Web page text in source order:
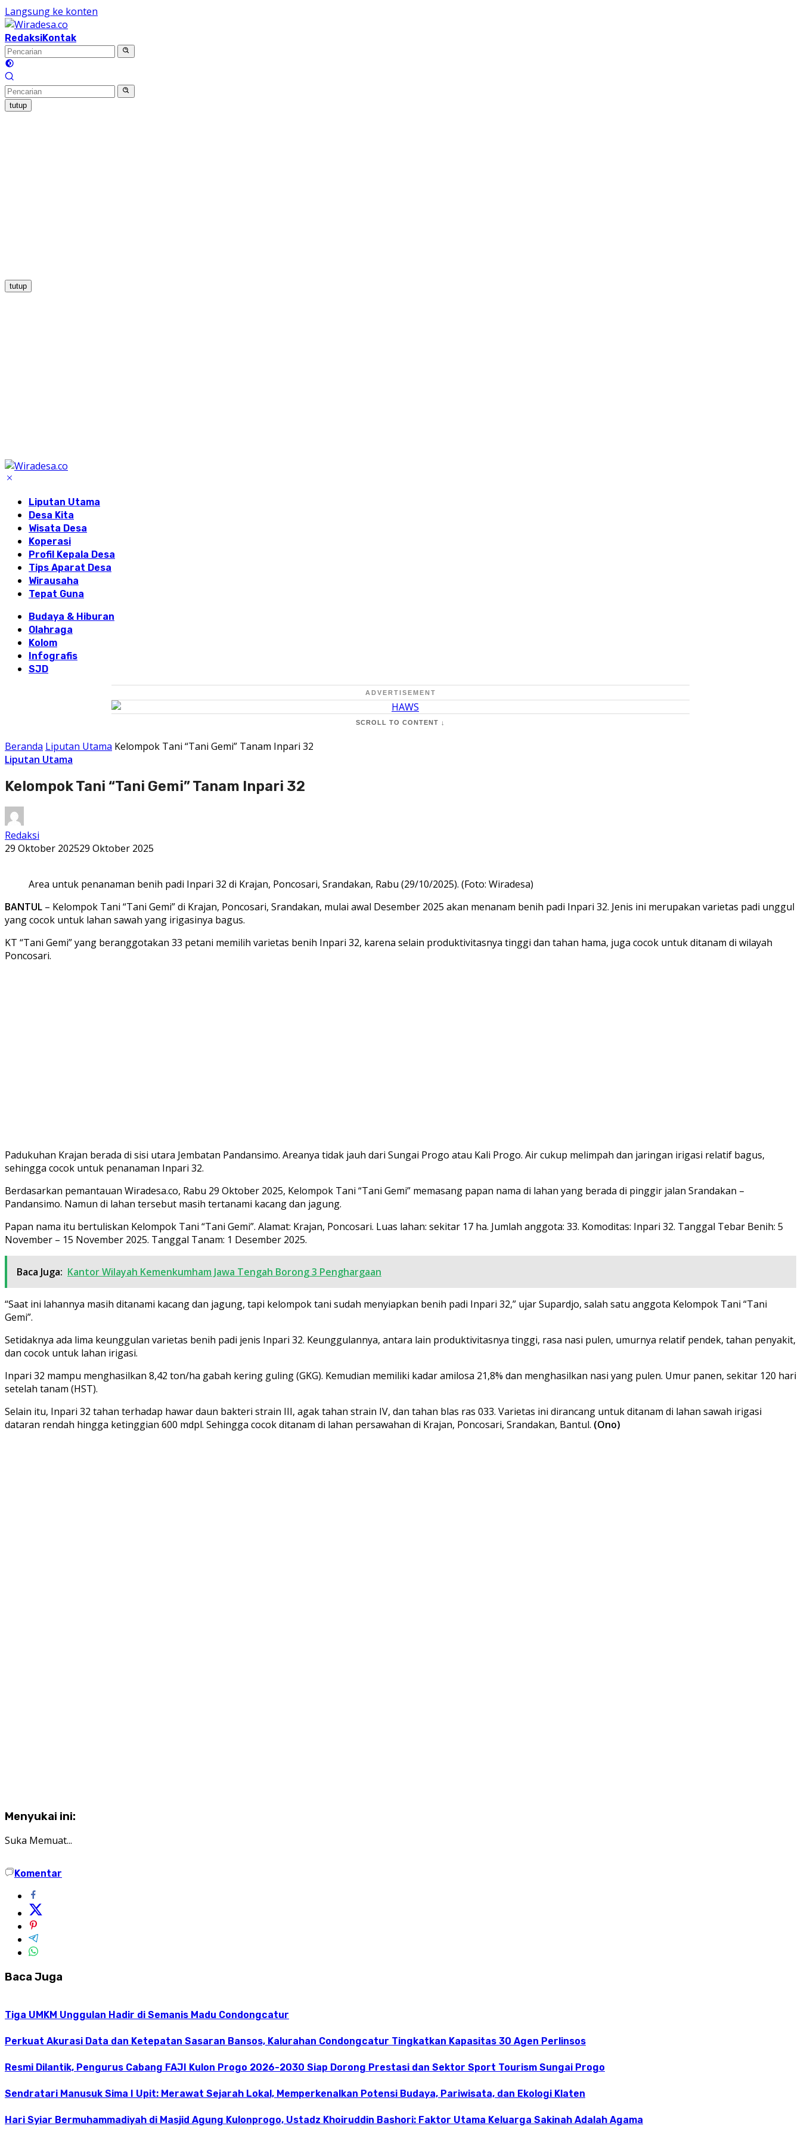
Langsung ke konten
RedaksiKontak
tutup
tutup
Liputan Utama
Desa Kita
Wisata Desa
Koperasi
Profil Kepala Desa
Tips Aparat Desa
Wirausaha
Tepat Guna
Budaya & Hiburan
Olahraga
Kolom
Infografis
SJD
ADVERTISEMENT
SCROLL TO CONTENT ↓
Beranda Liputan Utama Kelompok Tani “Tani Gemi” Tanam Inpari 32
Liputan Utama
Kelompok Tani “Tani Gemi” Tanam Inpari 32
Redaksi
29 Oktober 202529 Oktober 2025
Area untuk penanaman benih padi Inpari 32 di Krajan, Poncosari, Srandakan, Rabu (29/10/2025). (Foto: Wiradesa)
BANTUL – Kelompok Tani “Tani Gemi” di Krajan, Poncosari, Srandakan, mulai awal Desember 2025 akan menanam benih padi Inpari 32. Jenis ini merupakan varietas padi unggul
yang cocok untuk lahan sawah yang irigasinya bagus.
KT “Tani Gemi” yang beranggotakan 33 petani memilih varietas benih Inpari 32, karena selain produktivitasnya tinggi dan tahan hama, juga cocok untuk ditanam di wilayah
Poncosari.
Padukuhan Krajan berada di sisi utara Jembatan Pandansimo. Areanya tidak jauh dari Sungai Progo atau Kali Progo. Air cukup melimpah dan jaringan irigasi relatif bagus,
sehingga cocok untuk penanaman Inpari 32.
Berdasarkan pemantauan Wiradesa.co, Rabu 29 Oktober 2025, Kelompok Tani “Tani Gemi” memasang papan nama di lahan yang berada di pinggir jalan Srandakan –
Pandansimo. Namun di lahan tersebut masih tertanami kacang dan jagung.
Papan nama itu bertuliskan Kelompok Tani “Tani Gemi”. Alamat: Krajan, Poncosari. Luas lahan: sekitar 17 ha. Jumlah anggota: 33. Komoditas: Inpari 32. Tanggal Tebar Benih: 5
November – 15 November 2025. Tanggal Tanam: 1 Desember 2025.
Baca Juga: Kantor Wilayah Kemenkumham Jawa Tengah Borong 3 Penghargaan
“Saat ini lahannya masih ditanami kacang dan jagung, tapi kelompok tani sudah menyiapkan benih padi Inpari 32,” ujar Supardjo, salah satu anggota Kelompok Tani “Tani
Gemi”.
Setidaknya ada lima keunggulan varietas benih padi jenis Inpari 32. Keunggulannya, antara lain produktivitasnya tinggi, rasa nasi pulen, umurnya relatif pendek, tahan penyakit,
dan cocok untuk lahan irigasi.
Inpari 32 mampu menghasilkan 8,42 ton/ha gabah kering guling (GKG). Kemudian memiliki kadar amilosa 21,8% dan menghasilkan nasi yang pulen. Umur panen, sekitar 120 hari
setelah tanam (HST).
Selain itu, Inpari 32 tahan terhadap hawar daun bakteri strain III, agak tahan strain IV, dan tahan blas ras 033. Varietas ini dirancang untuk ditanam di lahan sawah irigasi
dataran rendah hingga ketinggian 600 mdpl. Sehingga cocok ditanam di lahan persawahan di Krajan, Poncosari, Srandakan, Bantul. (Ono)
Menyukai ini:
Suka Memuat...
Komentar
Baca Juga
Tiga UMKM Unggulan Hadir di Semanis Madu Condongcatur
Perkuat Akurasi Data dan Ketepatan Sasaran Bansos, Kalurahan Condongcatur Tingkatkan Kapasitas 30 Agen Perlinsos
Resmi Dilantik, Pengurus Cabang FAJI Kulon Progo 2026-2030 Siap Dorong Prestasi dan Sektor Sport Tourism Sungai Progo
Sendratari Manusuk Sima I Upit: Merawat Sejarah Lokal, Memperkenalkan Potensi Budaya, Pariwisata, dan Ekologi Klaten
Hari Syiar Bermuhammadiyah di Masjid Agung Kulonprogo, Ustadz Khoiruddin Bashori: Faktor Utama Keluarga Sakinah Adalah Agama